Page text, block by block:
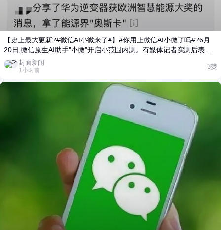
【史上最大更新?#微信AI小微来了#】#你用上微信AI小微了吗#?6月
20日,微信原生AI助手"小微"开启小范围内测。有媒体记者实测后表
示"这是微信史上最大的一次更新"。进入"小微"后,用户可通过文字或语
音对话来操作一些基础功能,包括日常对话、文件阅读、设置提醒、发
XXX""抓取近两天朋友圈中值得关注的重点内容""提醒我5分钟后喝
封面新闻
1小时前
3赞